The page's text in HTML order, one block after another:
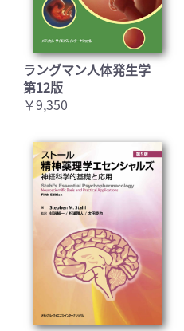
ラングマン人体発生学
第12版
￥9,350